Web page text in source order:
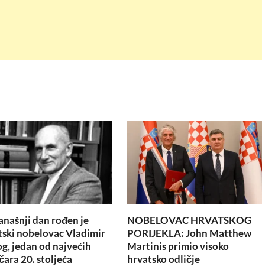
dan rođen je
nobelovac Vladimir
jedan od najvećih
20. stoljeća
NOBELOVAC HRVATSKOG
PORIJEKLA: John Matthew
Martinis primio visoko
hrvatsko odličje